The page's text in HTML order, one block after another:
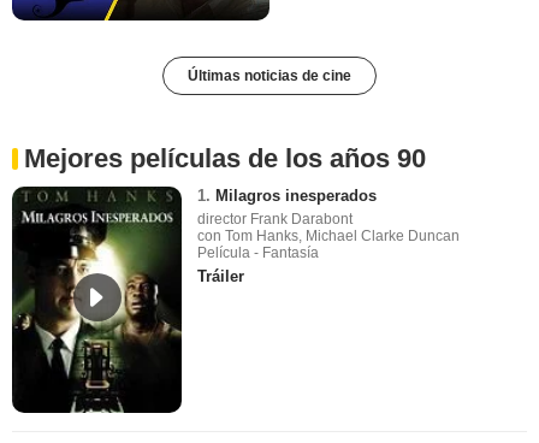
Últimas noticias de cine
Mejores películas de los años 90
1. Milagros inesperados
director Frank Darabont
con Tom Hanks, Michael Clarke Duncan
Película - Fantasía
Tráiler